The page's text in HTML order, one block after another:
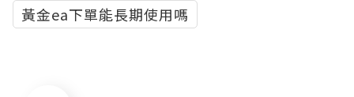
黃金ea下單能長期使用嗎